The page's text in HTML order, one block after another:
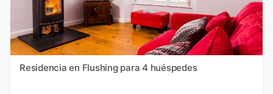
Residencia en Flushing para 4 huéspedes